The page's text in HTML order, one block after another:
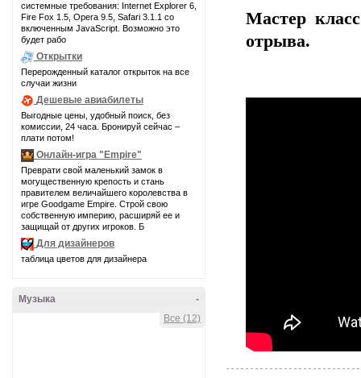
системные требования: Internet Explorer 6,
Fire Fox 1.5, Opera 9.5, Safari 3.1.1 со
включенным JavaScript. Возможно это
будет рабо
Открытки
Перерожденный каталог открыток на все
случаи жизни
Дешевые авиабилеты
Выгодные цены, удобный поиск, без
комиссии, 24 часа. Бронируй сейчас –
плати потом!
Онлайн-игра "Empire"
Преврати свой маленький замок в
могущественную крепость и стань
правителем величайшего королевства в
игре Goodgame Empire. Строй свою
собственную империю, расширяй ее и
защищай от других игроков. Б
Для дизайнеров
таблица цветов для дизайнера
-
Музыка
Все (12)
Мастер
отрыва.